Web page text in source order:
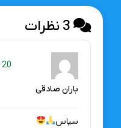
باران صادقی
20 خرداد 1405
سپاس